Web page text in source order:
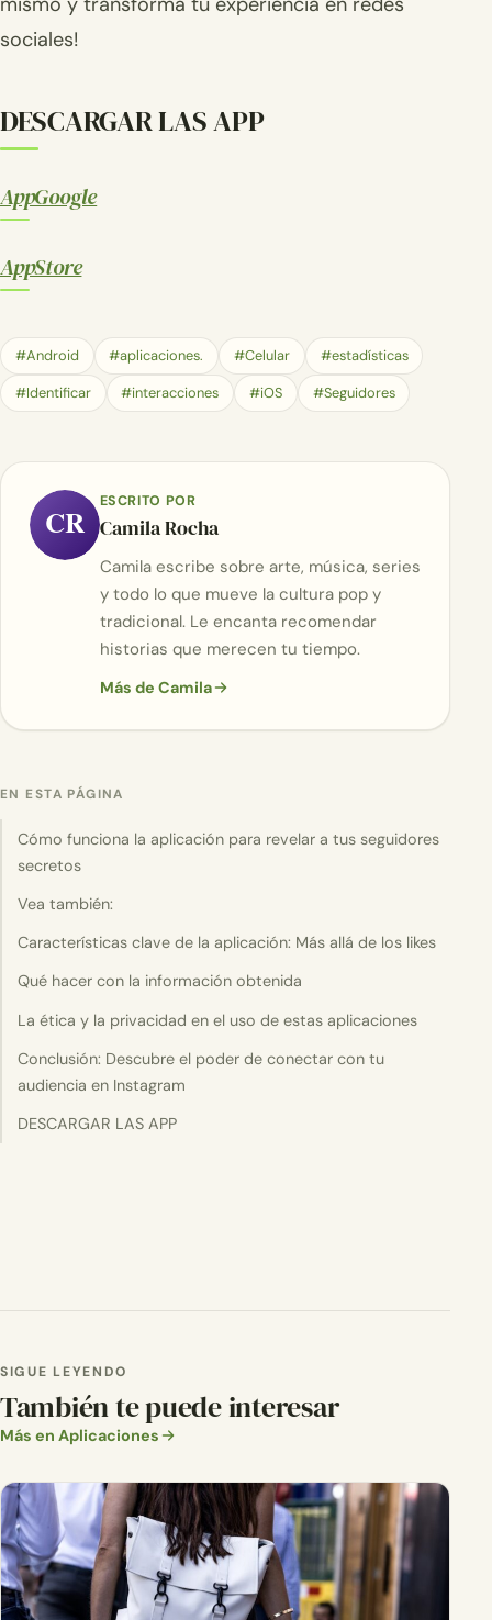
sociales!
DESCARGAR LAS APP
AppGoogle
AppStore
#Android #aplicaciones. #Celular #estadísticas
#Identificar #interacciones #iOS #Seguidores
CR
ESCRITO POR
Camila Rocha
Camila escribe sobre arte, música, series
y todo lo que mueve la cultura pop y
tradicional. Le encanta recomendar
historias que merecen tu tiempo.
Más de Camila
EN ESTA PÁGINA
Cómo funciona la aplicación para revelar a tus seguidores
secretos
Vea también:
Características clave de la aplicación: Más allá de los likes
Qué hacer con la información obtenida
La ética y la privacidad en el uso de estas aplicaciones
Conclusión: Descubre el poder de conectar con tu
audiencia en Instagram
DESCARGAR LAS APP
SIGUE LEYENDO
También te puede interesar
Más en Aplicaciones